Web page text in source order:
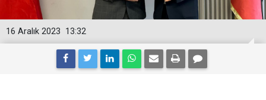
13:32
16 Aralık 2023